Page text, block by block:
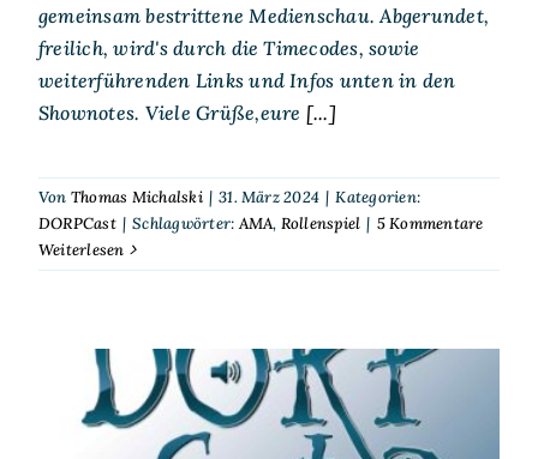
gemeinsam bestrittene Medienschau. Abgerundet,
freilich, wird's durch die Timecodes, sowie
weiterführenden Links und Infos unten in den
Shownotes. Viele Grüße,eure [...]
Von Thomas Michalski | 31. März 2024 | Kategorien:
DORPCast | Schlagwörter:AMA, Rollenspiel | 5 Kommentare
Weiterlesen